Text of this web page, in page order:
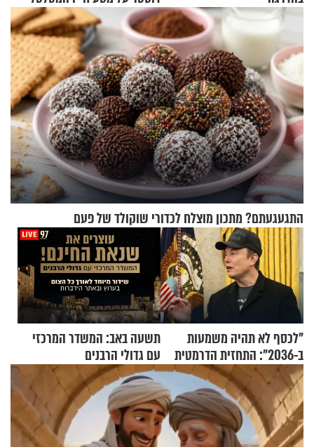
התגעגעתם? מתכון מוצלח לכדורי שוקולד של פעם
"לכסף לא תהיה משמעות
ב-2036": התחזית הדרמטית
של אילון מאסק על עתיד
הכלכלה
תשעה באב: המשדר המרכזי
עם גדולי הרבנים